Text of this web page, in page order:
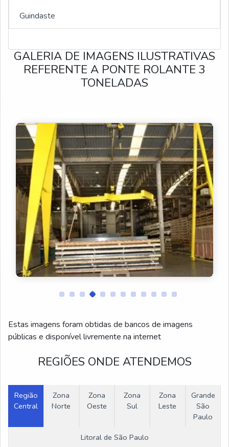
Manutenção de Ponte Rolante
Reforma de Pontes Rolantes
Montagens de Pontes Rolantes
Pórtico de entrada
Pórtico metálico
pórtico rolante
Pórtico estrutura metálica
Pórtico de concreto
Mini ponte rolante
Ponte rolante para marmoraria
Ponte rolante a venda
Ponte rolante portico
Guindaste
GALERIA DE IMAGENS ILUSTRATIVAS
REFERENTE A PONTE ROLANTE 3
TONELADAS
Estas imagens foram obtidas de bancos de imagens
públicas e disponível livremente na internet
REGIÕES ONDE ATENDEMOS
Região
Central
Zona
Norte
Zona
Oeste
Zona
Sul
Zona
Leste
Grande
São
Paulo
Litoral de São Paulo